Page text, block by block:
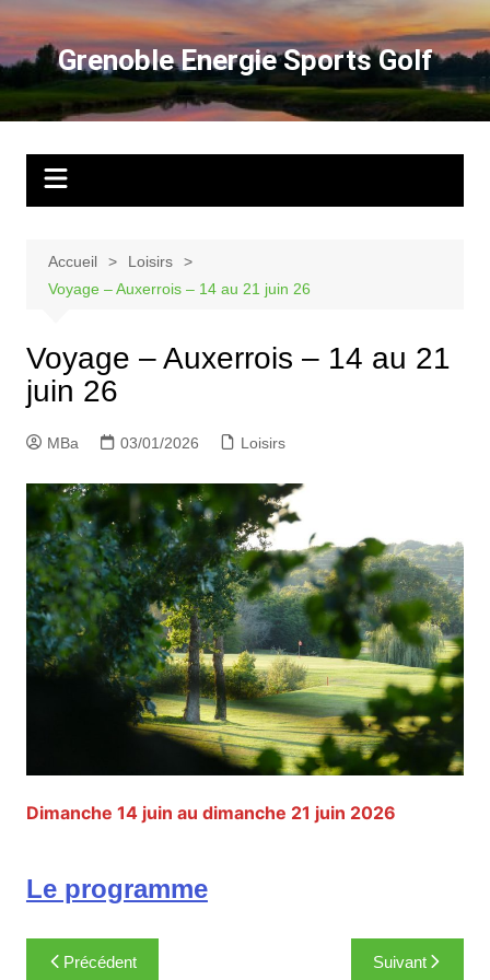
Aller
au
contenuGrenoble Energie Sports Golf
Accueil
Loisirs
Voyage – Auxerrois – 14 au 21 juin 26
Voyage – Auxerrois – 14 au 21
juin 26
MBa 03/01/2026 Loisirs
Dimanche 14 juin au dimanche 21 juin 2026
Le programme
Navigation
Précédent Suivant